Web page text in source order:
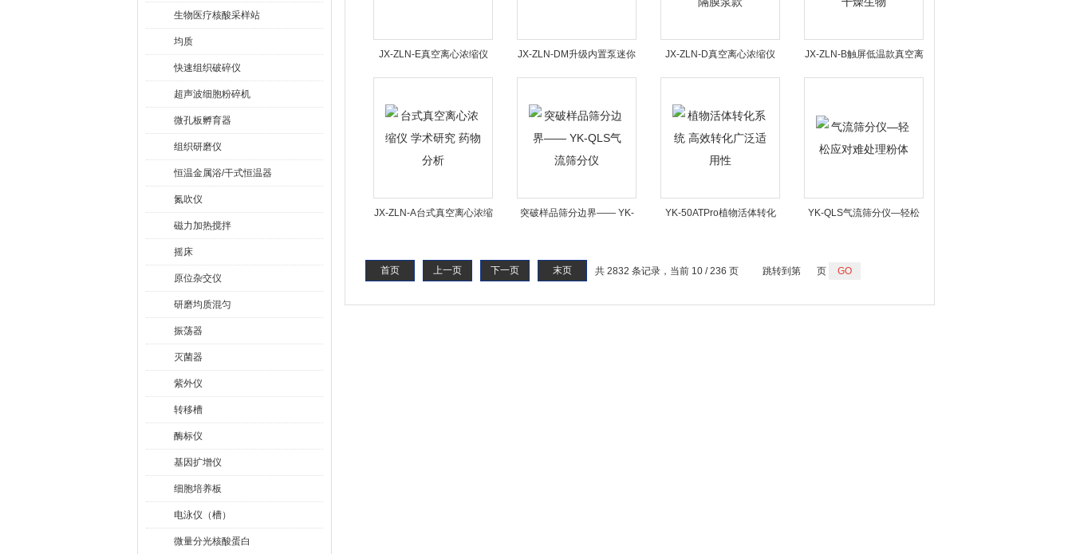
生物医疗核酸采样站
均质
快速组织破碎仪
超声波细胞粉碎机
微孔板孵育器
组织研磨仪
恒温金属浴/干式恒温器
氮吹仪
磁力加热搅拌
摇床
原位杂交仪
研磨均质混匀
振荡器
灭菌器
紫外仪
转移槽
酶标仪
基因扩增仪
细胞培养板
电泳仪（槽）
微量分光核酸蛋白
JX-ZLN-E真空离心浓缩仪
免疫筛查 食品安全
JX-ZLN-DM升级内置泵迷你
款真空离心浓缩仪
JX-ZLN-D真空离心浓缩仪
（触屏款）内置隔隔膜泵款
JX-ZLN-B触屏低温款真空离
心浓缩仪 浓缩或干燥生物
JX-ZLN-A台式真空离心浓缩
突破样品筛分边界—— YK-
YK-50ATPro植物活体转化
YK-QLS气流筛分仪—轻松
共 2832 条记录，当前 10 / 236 页
首页 上一页 下一页 末页 跳转到第 页